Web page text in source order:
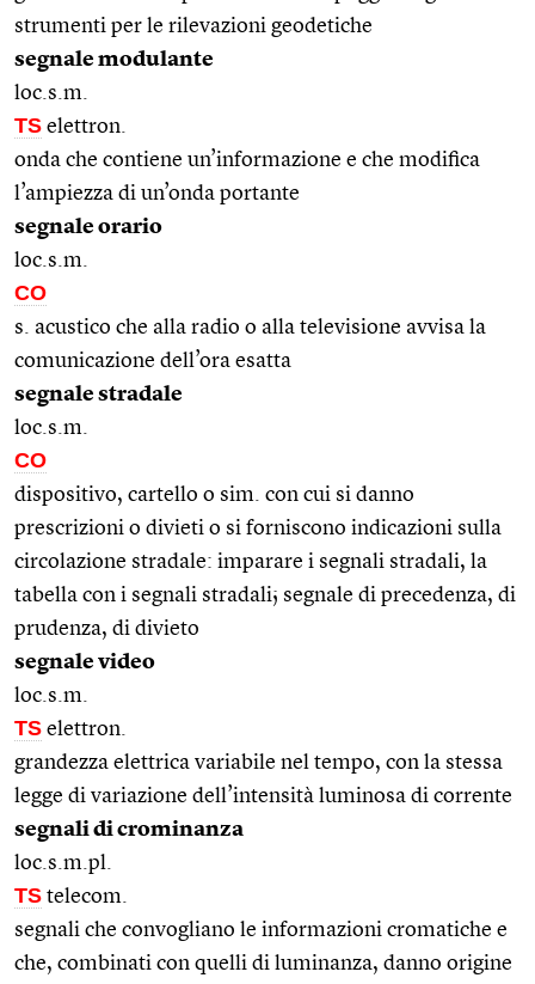
strumenti per le rilevazioni geodetiche
segnale modulante
loc.s.m.
TS elettron.
onda che contiene un’informazione e che modifica
l’ampiezza di un’onda portante
segnale orario
loc.s.m.
CO
s. acustico che alla radio o alla televisione avvisa la
comunicazione dell’ora esatta
segnale stradale
loc.s.m.
CO
dispositivo, cartello o sim. con cui si danno
prescrizioni o divieti o si forniscono indicazioni sulla
circolazione stradale: imparare i segnali stradali, la
tabella con i segnali stradali; segnale di precedenza, di
prudenza, di divieto
segnale video
loc.s.m.
TS elettron.
grandezza elettrica variabile nel tempo, con la stessa
legge di variazione dell’intensità luminosa di corrente
segnali di crominanza
loc.s.m.pl.
TS telecom.
segnali che convogliano le informazioni cromatiche e
che, combinati con quelli di luminanza, danno origine